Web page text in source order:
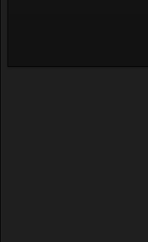
กระโดน